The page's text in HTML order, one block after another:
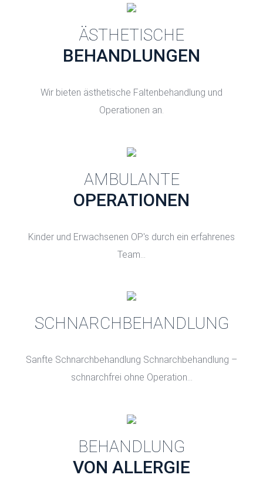
ÄSTHETISCHE
BEHANDLUNGEN
Wir bieten ästhetische Faltenbehandlung und
Operationen an.
AMBULANTE
OPERATIONEN
Kinder und Erwachsenen OP's durch ein erfahrenes
Team...
SCHNARCHBEHANDLUNG
Sanfte Schnarchbehandlung Schnarchbehandlung –
schnarchfrei ohne Operation...
BEHANDLUNG
VON ALLERGIE